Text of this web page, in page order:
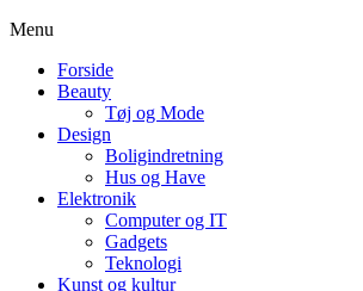
Menu
Forside
Beauty
Tøj og Mode
Design
Boligindretning
Hus og Have
Elektronik
Computer og IT
Gadgets
Teknologi
Kunst og kultur